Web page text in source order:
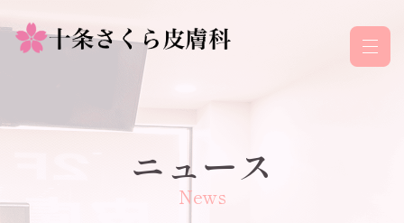
ニュース
News